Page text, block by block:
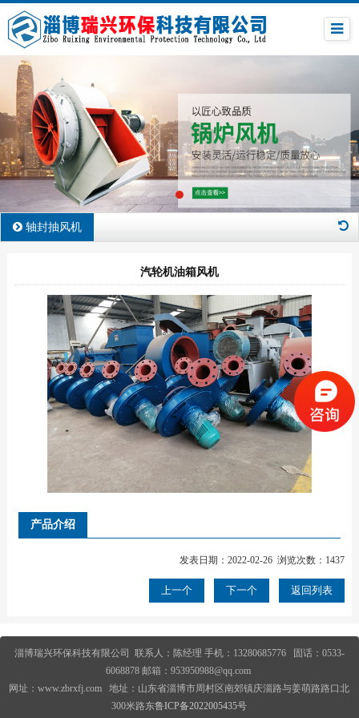
轴封抽风机
汽轮机油箱风机
产品介绍
发表日期：2022-02-26 浏览次数：1437
上一个 下一个 返回列表
淄博瑞兴环保科技有限公司 联系人：陈经理 手机：13280685776 固话：0533-
6068878 邮箱：953950988@qq.com
网址：www.zbrxfj.com 地址：山东省淄博市周村区南郊镇庆淄路与姜萌路路口北
300米路东鲁ICP备2022005435号